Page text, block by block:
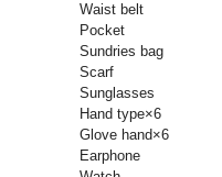
Waist belt
Pocket
Sundries bag
Scarf
Sunglasses
Hand type×6
Glove hand×6
Earphone